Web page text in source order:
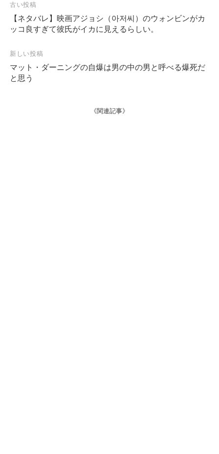
投
稿
ナ
ビ
ゲ
ー
古い投稿
【ネタバレ】映画アジョシ（아저씨）のウォンビンがカ
ッコ良すぎて彼氏がイカに見えるらしい。
新しい投稿
マット・ダーニングの自爆は男の中の男と呼べる爆死だ
と思う
《関連記事》